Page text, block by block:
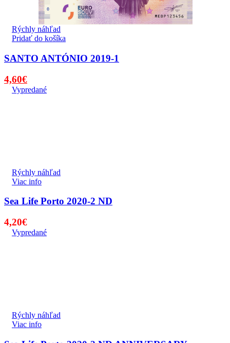
Rýchly náhľad
Pridať do košíka
SANTO ANTÓNIO 2019-1
Pôvodná
cena
4,60€Aktuálna
cena
Vypredané
Rýchly náhľad
Viac info
Sea Life Porto 2020-2 ND
4,20€
Vypredané
Rýchly náhľad
Viac info